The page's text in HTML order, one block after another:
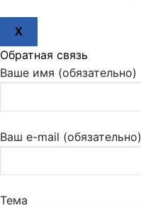
X
Обратная связь
Ваше имя (обязательно)
Ваш e-mail (обязательно)
Тема